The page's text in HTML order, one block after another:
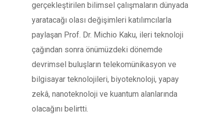
gerçekleştirilen bilimsel çalışmaların dünyada
yaratacağı olası değişimleri katılımcılarla
paylaşan Prof. Dr. Michio Kaku, ileri teknoloji
çağından sonra önümüzdeki dönemde
devrimsel buluşların telekomünikasyon ve
bilgisayar teknolojileri, biyoteknoloji, yapay
zekâ, nanoteknoloji ve kuantum alanlarında
olacağını belirtti.